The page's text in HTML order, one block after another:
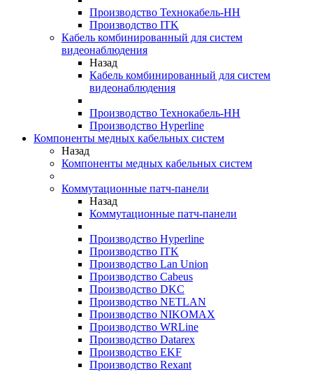
Производство Технокабель-НН
Производство ITK
Кабель комбинированный для систем
видеонаблюдения
Назад
Кабель комбинированный для систем
видеонаблюдения
Производство Технокабель-НН
Производство Hyperline
Компоненты медных кабельных систем
Назад
Компоненты медных кабельных систем
Коммутационные патч-панели
Назад
Коммутационные патч-панели
Производство Hyperline
Производство ITK
Производство Lan Union
Производство Cabeus
Производство DKC
Производство NETLAN
Производство NIKOMAX
Производство WRLine
Производство Datarex
Производство EKF
Производство Rexant